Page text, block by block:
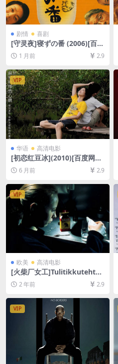
剧情 喜剧
[守灵夜]寝ずの番 (2006)[百度
网盘+夸克网盘1080P超清未
删减资源][网盘在线播放/下
载][MP4/7GB][中文字幕]
1 月前 2.9
VIP
华语 高清电影
[初恋红豆冰](2010)[百度网盘
+夸克网盘1080P超清未删减
资源][网盘在线播放/下载][MP
6 月前 2.9
VIP
欧美 高清电影
[火柴厂女工]Tulitikkutehtaa
n tyttö (1990)[百度网盘+迅
雷云盘1080P超清未删减资源]
[网盘在线播放/下载][MP4/4.
5GB][中文字幕]
2 年前 2.9
VIP